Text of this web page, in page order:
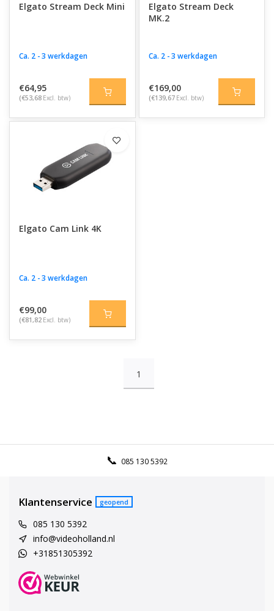
Elgato Stream Deck Mini
Ca. 2 - 3 werkdagen
€64,95
(€53,68 Excl. btw)
Elgato Stream Deck
MK.2
Ca. 2 - 3 werkdagen
€169,00
(€139,67 Excl. btw)
Elgato Cam Link 4K
Ca. 2 - 3 werkdagen
€99,00
(€81,82 Excl. btw)
1
085 130 5392
Klantenservice geopend
085 130 5392
info@videoholland.nl
+31851305392